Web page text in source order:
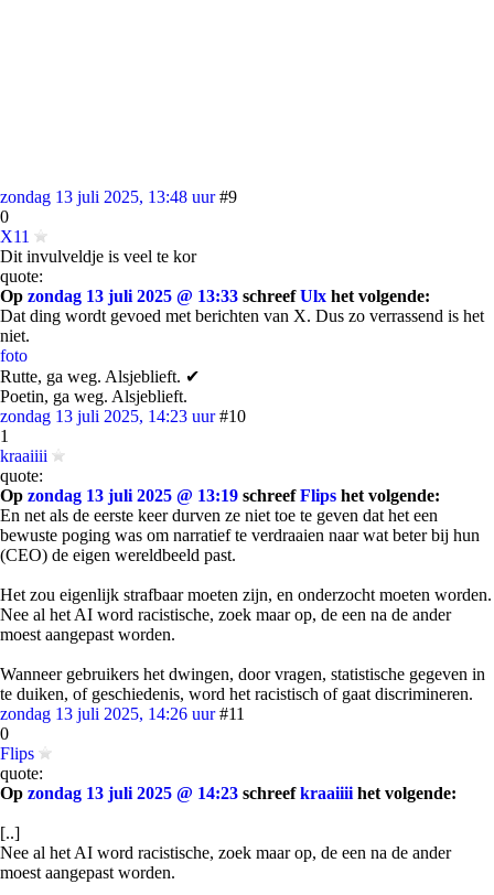
zondag 13 juli 2025, 13:48 uur #9
0
X11
Dit invulveldje is veel te kor
quote:
Op zondag 13 juli 2025 @ 13:33 schreefUlx het volgende:
Dat ding wordt gevoed met berichten van X. Dus zo verrassend is het
niet.
foto
Rutte, ga weg. Alsjeblieft. ✔
Poetin, ga weg. Alsjeblieft.
zondag 13 juli 2025, 14:23 uur #10
1
kraaiiii
quote:
Op zondag 13 juli 2025 @ 13:19 schreefFlips het volgende:
En net als de eerste keer durven ze niet toe te geven dat het een
bewuste poging was om narratief te verdraaien naar wat beter bij hun
(CEO) de eigen wereldbeeld past.
Het zou eigenlijk strafbaar moeten zijn, en onderzocht moeten worden.
Nee al het AI word racistische, zoek maar op, de een na de ander
moest aangepast worden.
Wanneer gebruikers het dwingen, door vragen, statistische gegeven in
te duiken, of geschiedenis, word het racistisch of gaat discrimineren.
zondag 13 juli 2025, 14:26 uur #11
0
Flips
quote:
Op zondag 13 juli 2025 @ 14:23 schreefkraaiiii het volgende:
[..]
Nee al het AI word racistische, zoek maar op, de een na de ander
moest aangepast worden.